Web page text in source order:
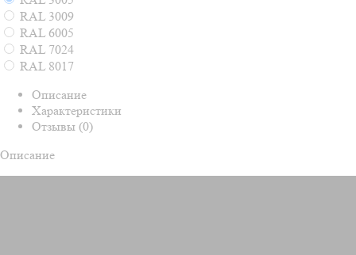
RAL 3009
RAL 6005
RAL 7024
RAL 8017
Описание
Характеристики
Отзывы (0)
Описание